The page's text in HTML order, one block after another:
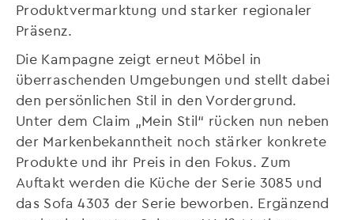
Produktvermarktung und starker regionaler
Präsenz.
Die Kampagne zeigt erneut Möbel in
überraschenden Umgebungen und stellt dabei
den persönlichen Stil in den Vordergrund.
Unter dem Claim „Mein Stil“ rücken nun neben
der Markenbekanntheit noch stärker konkrete
Produkte und ihr Preis in den Fokus. Zum
Auftakt werden die Küche der Serie 3085 und
das Sofa 4303 der Serie beworben. Ergänzend